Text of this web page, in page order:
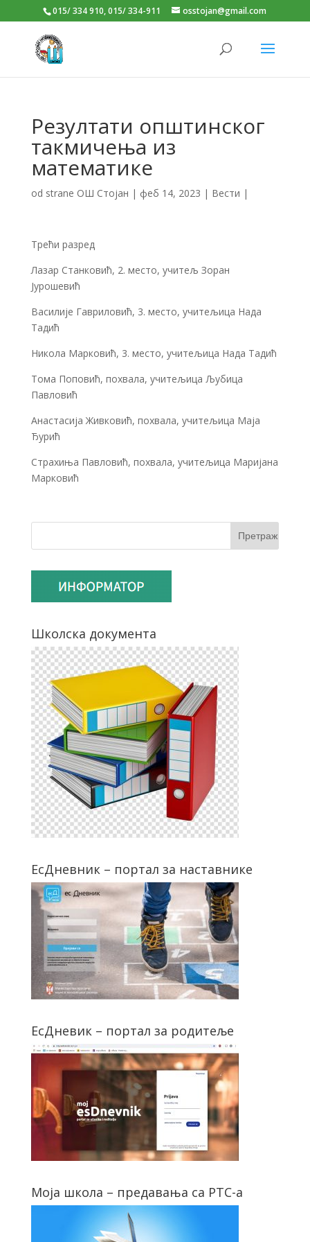
015/ 334 910, 015/ 334-911 osstojan@gmail.com
Резултати општинског
такмичења из
математике
od strane ОШ Стојан | феб 14, 2023 | Вести |
Трећи разред
Лазар Станковић, 2. место, учитељ Зоран
Јурошевић
Василије Гавриловић, 3. место, учитељица Нада
Тадић
Никола Марковић, 3. место, учитељица Нада Тадић
Тома Поповић, похвала, учитељица Љубица
Павловић
Анастасија Живковић, похвала, учитељица Маја
Ђурић
Страхиња Павловић, похвала, учитељица Маријана
Марковић
Школска документа
ЕсДневник – портал за наставнике
ЕсДневик – портал за родитеље
Моја школа – предавања са РТС-а